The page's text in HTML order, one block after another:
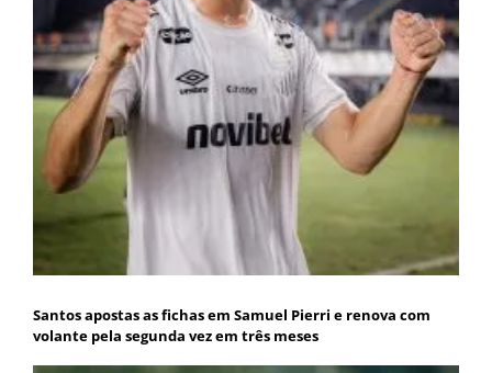
Santos apostas as fichas em Samuel Pierri e renova com
volante pela segunda vez em três meses